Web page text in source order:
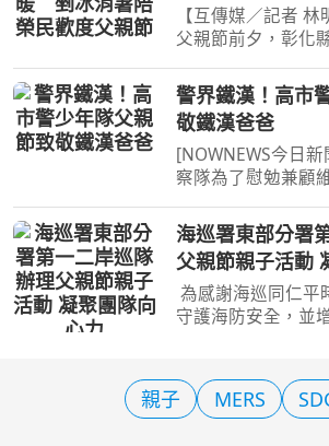
【互傳媒／記者 林
父親節前夕，彰化
呷冰沁心田」關懷
率領工作團隊，結
剪、沁涼剉冰、健康
警界鐵漢！高市
敬鐵漢爸爸
[NOWNEWS今日
察隊為了慰勉兼顧
日提前舉辦「不只
您」父親節慶祝活
透過這場精心規劃
海巡署東部分署
父親節親子活動
為感謝海巡同仁平
守護海防安全，並
林親水公園」溫馨
趣」父親節慶祝活
親子 MERS